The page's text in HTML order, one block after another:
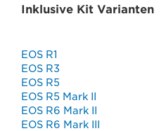
Inklusive Kit Varianten
EOS R1
EOS R3
EOS R5
EOS R5 Mark II
EOS R6 Mark II
EOS R6 Mark III